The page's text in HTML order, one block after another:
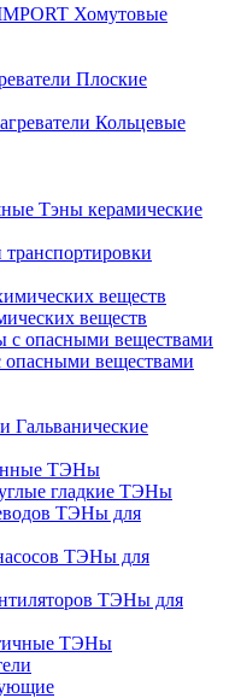
Хомутовые
Плоские
Кольцевые
Тэны керамические
веществ
веществами
Гальванические
ТЭНы
гладкие ТЭНы
ТЭНы для
ТЭНы для
ТЭНы для
ТЭНы